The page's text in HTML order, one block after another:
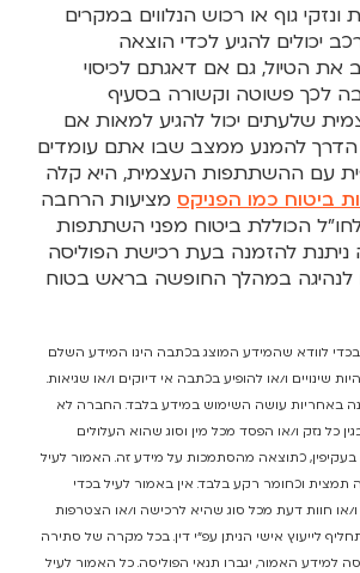
גוף או רכוש הנלווים במקרים
יכולים להגיע לכדי הוצאה
את הטיול, גם אם דאגתם לכיסוי
לכך פשוטה וקשורה בסעיף
שלעתים יכול להגיע למאות אם
הדרך להמנע ממצב שבו אתם עומדים
עם ההשתתפות העצמית, היא קלה
ביטוח כמו הפניקס מציעות הרחבה
הכוללת ביטוח מפני השתתפות
להזמנה בעת רכישת הפוליסה
לנהיגה במהלך החופשה בראש בטוח
לוודא שהמידע המוצג בכתבה הינו המידע השלם
שינויים ו/או להופיע בכתבה אי דיוקים ו/או שגיאות.
באחריות עושה השימוש במידע בלבד. החברה לא
כל נזק ו/או הפסד מכל מין וסוג שהוא העלולים
בעקיפין, כתוצאה מהסתמכות על מידע זה. האמור לעיל
תמצית וכחומר רקע בלבד. אין באמור לעיל בכדי
ו/או חוות דעת מכל סוג שהיא לרכישה ו/או הצטרפות
לייעוץ אישי הניתן עפ"י דין. בכל מקרה של סתירה
למידע האמור, יגברו תנאי הפוליסה. כל האמור לעיל